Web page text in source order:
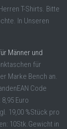
T-Shirts. Bitte
In Unseren
Männer und
für
Marke Bench an.
Code
Euro
19,00 %Stück pro
10Stk.Gewicht in